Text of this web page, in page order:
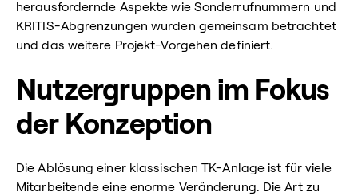
herausfordernde Aspekte wie Sonderrufnummern und
KRITIS-Abgrenzungen wurden gemeinsam betrachtet
und das weitere Projekt-Vorgehen definiert.
Nutzergruppen im Fokus
der Konzeption
Die Ablösung einer klassischen TK-Anlage ist für viele
Mitarbeitende eine enorme Veränderung. Die Art zu